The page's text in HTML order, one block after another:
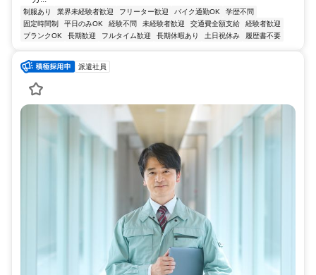
制服あり 業界未経験者歓迎 フリーター歓迎 バイク通勤OK
学歴不問
固定時間制
平日のみOK 経験不問 未経験者歓迎 交通費全額支給
経験者歓迎
ブランクOK
長期歓迎 フルタイム歓迎 長期休暇あり 土日祝休み 履歴書不要
派遣社員